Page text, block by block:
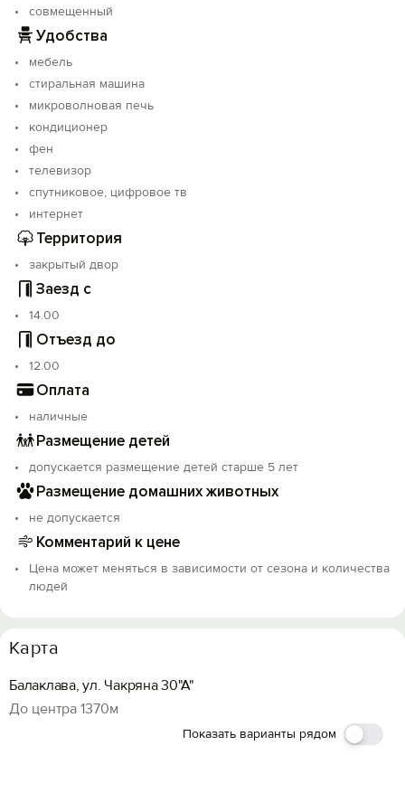
совмещенный
Удобства
мебель
стиральная машина
микроволновая печь
кондиционер
фен
телевизор
спутниковое, цифровое тв
интернет
Территория
закрытый двор
Заезд с
14.00
Отъезд до
12.00
Оплата
наличные
Размещение детей
допускается размещение детей старше 5 лет
Размещение домашних животных
не допускается
Комментарий к цене
Цена может меняться в зависимости от сезона и количества
людей
Карта
Балаклава, ул. Чакряна 30"А"
До центра 1370м
Показать варианты рядом